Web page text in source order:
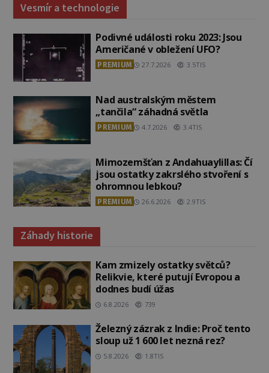
Vesmír a technologie
Podivné události roku 2023: Jsou
Američané v obležení UFO?
PREMIUM 27.7.2026 3.5TIS
Nad australským městem
„tančila“ záhadná světla
PREMIUM 4.7.2026 3.4TIS
Mimozemšťan z Andahuaylillas: Čí
jsou ostatky zakrslého stvoření s
ohromnou lebkou?
PREMIUM 26.6.2026 2.9TIS
Záhady historie
Kam zmizely ostatky světců?
Relikvie, které putují Evropou a
dodnes budí úžas
6.8.2026 739
Železný zázrak z Indie: Proč tento
sloup už 1 600 let nezná rez?
5.8.2026 1.8TIS